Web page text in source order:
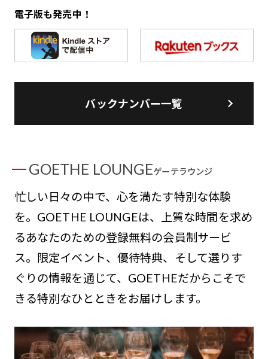
電子版も発売中！
バックナンバー一覧
GOETHE LOUNGEゲーテラウンジ
忙しい日々の中で、心を満たす特別な体験
を。GOETHE LOUNGEは、上質な時間を求め
るあなたのための登録無料の会員制サービ
ス。限定イベント、優待特典、そして選りす
ぐりの情報を通じて、GOETHEだからこそで
きる特別なひとときをお届けします。